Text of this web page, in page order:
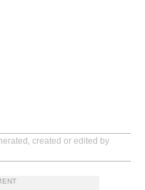
created or edited by